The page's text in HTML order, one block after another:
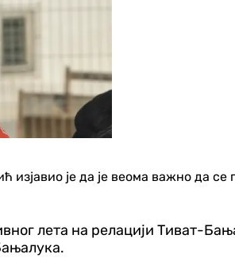
је да је веома важно да
лета на релацији Тиват-